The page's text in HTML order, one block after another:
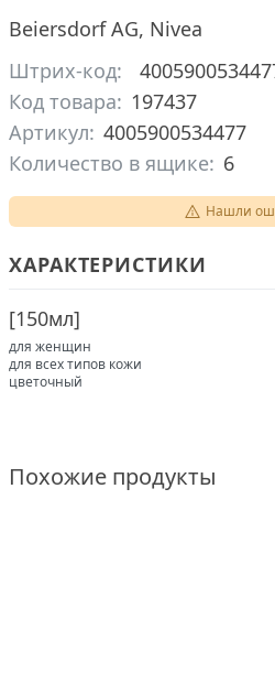
Beiersdorf AG, Nivea
Штрих-код:
Код товара: 197437
Артикул: 4005900534477
Количество в ящике: 6
Нашли
ХАРАКТЕРИСТИКИ
[150мл]
для женщин
для всех типов кожи
цветочный
Похожие продукты